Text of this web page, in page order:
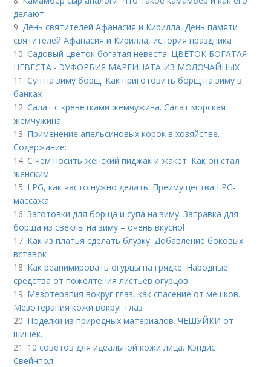
делают
9.День святителей Афанасия и Кирилла. День памяти
святителей Афанасия и Кирилла, история праздника
10.Садовый цветок богатая невеста. ЦВЕТОК БОГАТАЯ
НЕВЕСТА - ЭУФОРБИЯ МАРГИНАТА ИЗ МОЛОЧАЙНЫХ
11.Суп на зиму борщ. Как приготовить борщ на зиму в
банках
12.Салат с креветками жемчужина. Салат морская
жемчужина
13. Применение апельсиновых корок в хозяйстве.
Содержание:
14.С чем носить женский пиджак и жакет. Как он стал
женским
15. LPG, как часто нужно делать. Преимущества LPG-
массажа
16.Заготовки для борща и супа на зиму. Заправка для
борща из свеклы на зиму – очень вкусно!
17. Как из платья сделать блузку. Добавление боковых
вставок
18. Как реанимировать огурцы на грядке. Народные
средства от пожелтения листьев огурцов
19. Мезотерапия вокруг глаз, как спасение от мешков.
Мезотерапия кожи вокруг глаз
20. Поделки из природных материалов. ЧЕШУЙКИ от
шишек.
21. 10 советов для идеальной кожи лица. Кэндис
Свейнпол